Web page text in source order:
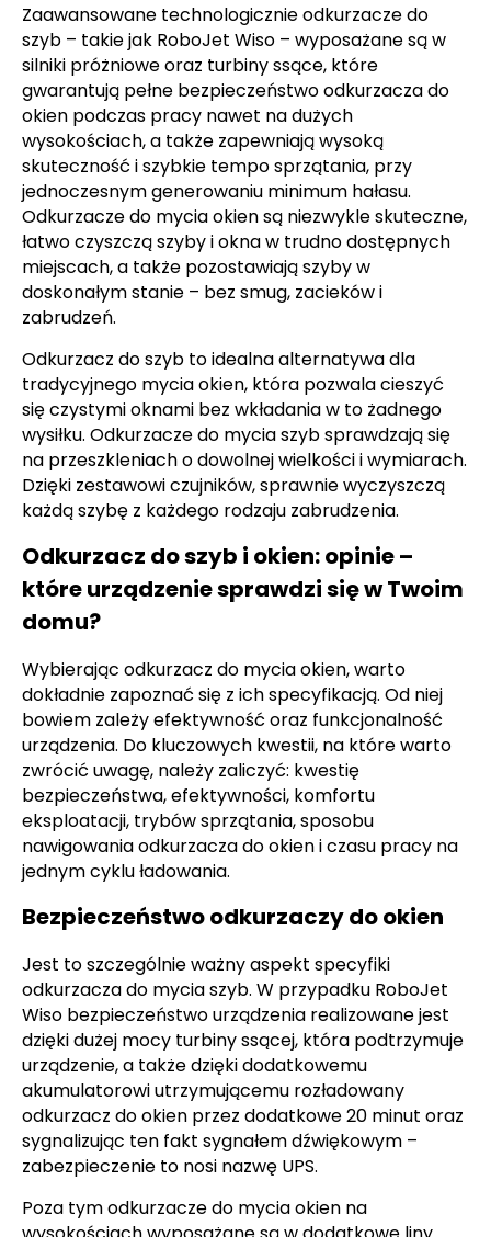
Zaawansowane technologicznie odkurzacze do
szyb – takie jak RoboJet Wiso – wyposażane są w
silniki próżniowe oraz turbiny ssące, które
gwarantują pełne bezpieczeństwo odkurzacza do
okien podczas pracy nawet na dużych
wysokościach, a także zapewniają wysoką
skuteczność i szybkie tempo sprzątania, przy
jednoczesnym generowaniu minimum hałasu.
Odkurzacze do mycia okien są niezwykle skuteczne,
łatwo czyszczą szyby i okna w trudno dostępnych
miejscach, a także pozostawiają szyby w
doskonałym stanie – bez smug, zacieków i
zabrudzeń.
Odkurzacz do szyb to idealna alternatywa dla
tradycyjnego mycia okien, która pozwala cieszyć
się czystymi oknami bez wkładania w to żadnego
wysiłku. Odkurzacze do mycia szyb sprawdzają się
na przeszkleniach o dowolnej wielkości i wymiarach.
Dzięki zestawowi czujników, sprawnie wyczyszczą
każdą szybę z każdego rodzaju zabrudzenia.
Odkurzacz do szyb i okien: opinie –
które urządzenie sprawdzi się w Twoim
domu?
Wybierając odkurzacz do mycia okien, warto
dokładnie zapoznać się z ich specyfikacją. Od niej
bowiem zależy efektywność oraz funkcjonalność
urządzenia. Do kluczowych kwestii, na które warto
zwrócić uwagę, należy zaliczyć: kwestię
bezpieczeństwa, efektywności, komfortu
eksploatacji, trybów sprzątania, sposobu
nawigowania odkurzacza do okien i czasu pracy na
jednym cyklu ładowania.
Bezpieczeństwo odkurzaczy do okien
Jest to szczególnie ważny aspekt specyfiki
odkurzacza do mycia szyb. W przypadku RoboJet
Wiso bezpieczeństwo urządzenia realizowane jest
dzięki dużej mocy turbiny ssącej, która podtrzymuje
urządzenie, a także dzięki dodatkowemu
akumulatorowi utrzymującemu rozładowany
odkurzacz do okien przez dodatkowe 20 minut oraz
sygnalizując ten fakt sygnałem dźwiękowym –
zabezpieczenie to nosi nazwę UPS.
Poza tym odkurzacze do mycia okien na